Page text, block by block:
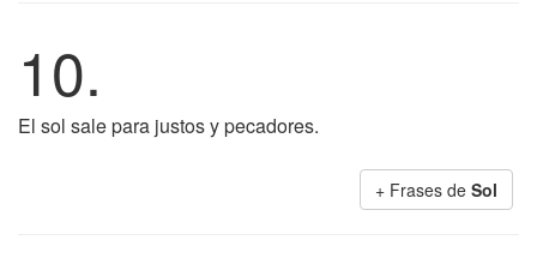
10.
El sol sale para justos y pecadores.
+ Frases de Sol